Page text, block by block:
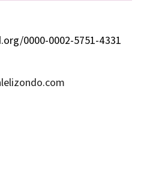
0000-0002-5751-4331